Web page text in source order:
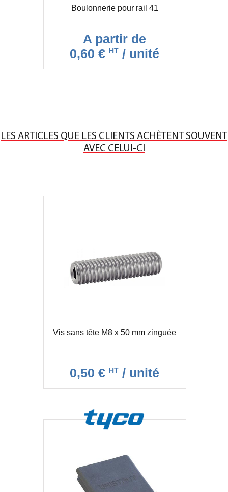
Boulonnerie pour rail 41
A partir de
0,60 € HT / unité
LES ARTICLES QUE LES CLIENTS ACHÈTENT SOUVENT
AVEC CELUI-CI
Vis sans tête M8 x 50 mm zinguée
0,50 € HT / unité